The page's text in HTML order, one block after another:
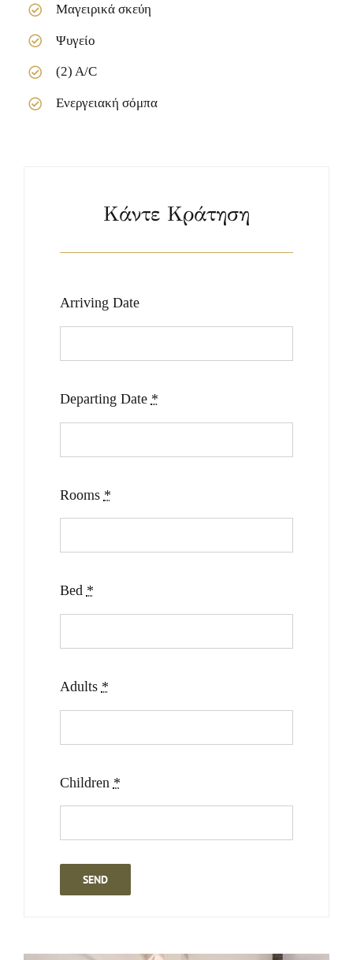
Μαγειρικά σκεύη
Ψυγείο
(2) A/C
Ενεργειακή σόμπα
Κάντε Κράτηση
Arriving Date
Departing Date *
Rooms *
Bed *
Adults *
Children *
SEND